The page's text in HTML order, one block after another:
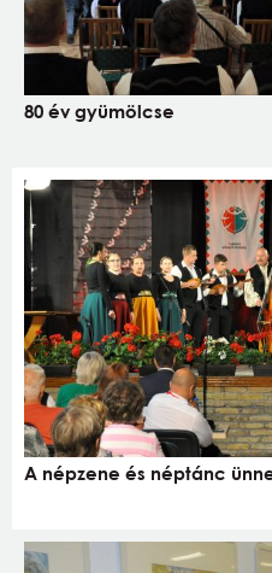
80 év gyümölcse
A népzene és néptánc